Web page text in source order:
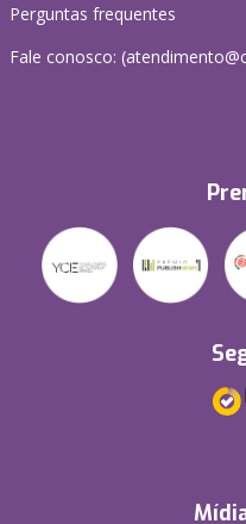
Perguntas frequentes
Fale conosco: